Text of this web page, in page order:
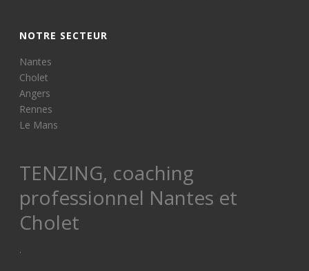
NOTRE SECTEUR
Nantes
Cholet
Angers
Rennes
Le Mans
TENZING, coaching
professionnel Nantes et
Cholet
.